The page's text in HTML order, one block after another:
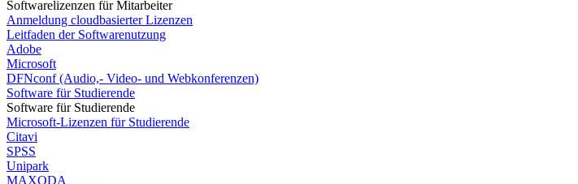
Softwarelizenzen für Mitarbeiter
Anmeldung cloudbasierter Lizenzen
Leitfaden der Softwarenutzung
Adobe
Microsoft
DFNconf (Audio,- Video- und Webkonferenzen)
Software für Studierende
Software für Studierende
Microsoft-Lizenzen für Studierende
Citavi
SPSS
Unipark
MAXQDA